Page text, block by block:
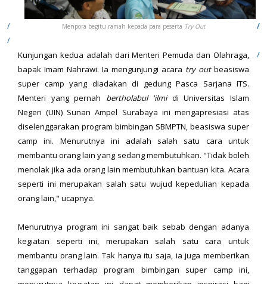
Menpora begitu ramah kepada para peserta Try Out
Kunjungan kedua adalah dari Menteri Pemuda dan Olahraga,
bapak Imam Nahrawi. Ia mengunjungi acara try out beasiswa
super camp yang diadakan di gedung Pasca Sarjana ITS.
Menteri yang pernah bertholabul 'ilmidi Universitas Islam
Negeri (UIN) Sunan Ampel Surabaya ini mengapresiasi atas
diselenggarakan program bimbingan SBMPTN, beasiswa super
camp ini. Menurutnya ini adalah salah satu cara untuk
membantu orang lain yang sedang membutuhkan. "Tidak boleh
menolak jika ada orang lain membutuhkan bantuan kita. Acara
seperti ini merupakan salah satu wujud kepedulian kepada
orang lain," ucapnya.
Menurutnya program ini sangat baik sebab dengan adanya
kegiatan seperti ini, merupakan salah satu cara untuk
membantu orang lain. Tak hanya itu saja, ia juga memberikan
tanggapan terhadap program bimbingan super camp ini,